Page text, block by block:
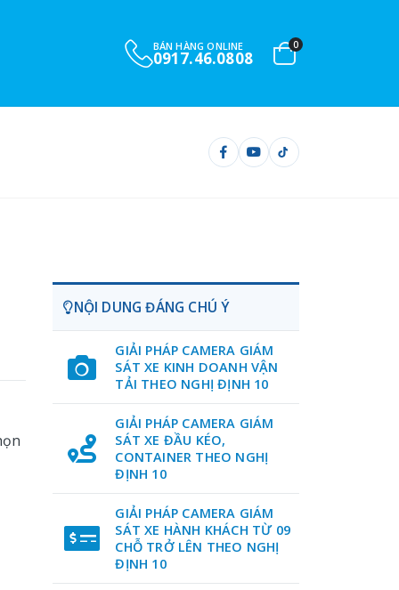
BÁN HÀNG ONLINE
0901.732.999
0
NỘI DUNG ĐÁNG CHÚ Ý
GIẢI PHÁP CAMERA GIÁM
SÁT XE KINH DOANH VẬN
TẢI THEO NGHỊ ĐỊNH 10
GIẢI PHÁP CAMERA GIÁM
SÁT XE ĐẦU KÉO,
CONTAINER THEO NGHỊ
ĐỊNH 10
GIẢI PHÁP CAMERA GIÁM
SÁT XE HÀNH KHÁCH TỪ 09
CHỖ TRỞ LÊN THEO NGHỊ
ĐỊNH 10